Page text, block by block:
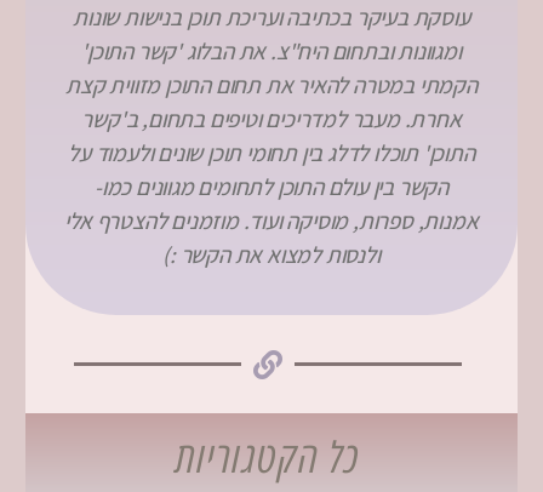
עוסקת בעיקר בכתיבה ועריכת תוכן בנישות שונות
ומגוונות ובתחום היח"צ. את הבלוג 'קשר התוכן'
הקמתי במטרה להאיר את תחום התוכן מזווית קצת
אחרת. מעבר למדריכים וטיפים בתחום, ב'קשר
התוכן' תוכלו לדלג בין תחומי תוכן שונים ולעמוד על
הקשר בין עולם התוכן לתחומים מגוונים כמו-
אמנות, ספרות, מוסיקה ועוד. מוזמנים להצטרף אלי
ולנסות למצוא את הקשר :)
כל הקטגוריות